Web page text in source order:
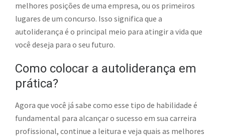
melhores posições de uma empresa, ou os primeiros
lugares de um concurso. Isso significa que a
autoliderança é o principal meio para atingir a vida que
você deseja para o seu futuro.
Como colocar a autoliderança em
prática?
Agora que você já sabe como esse tipo de habilidade é
fundamental para alcançar o sucesso em sua carreira
profissional, continue a leitura e veja quais as melhores